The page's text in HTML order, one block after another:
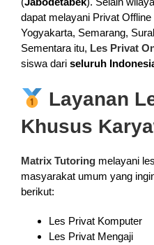
dapat melayani Privat
Yogyakarta, Semarang,
Sementara itu, Les Privat
siswa dari seluruh
Layanan
Khusus
Matrix Tutoring melayani
masyarakat umum yang
berikut:
Les Privat Komputer
Les Privat Mengaji